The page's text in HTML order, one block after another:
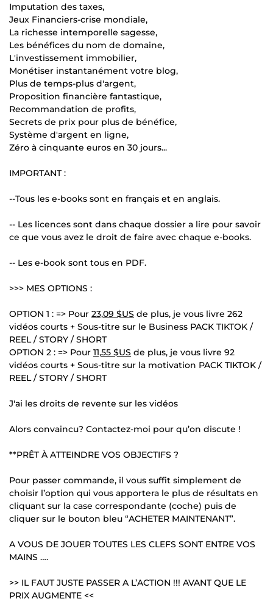
Imputation des taxes,
Jeux Financiers-crise mondiale,
La richesse intemporelle sagesse,
Les bénéfices du nom de domaine,
L'investissement immobilier,
Monétiser instantanément votre blog,
Plus de temps-plus d'argent,
Proposition financière fantastique,
Recommandation de profits,
Secrets de prix pour plus de bénéfice,
Système d'argent en ligne,
Zéro à cinquante euros en 30 jours...
IMPORTANT :
--Tous les e-books sont en français et en anglais.
-- Les licences sont dans chaque dossier a lire pour savoir
ce que vous avez le droit de faire avec chaque e-books.
-- Les e-book sont tous en PDF.
>>> MES OPTIONS :
OPTION 1 : => Pour 23,09 $US de plus, je vous livre 262
vidéos courts + Sous-titre sur le Business PACK TIKTOK /
REEL / STORY / SHORT
OPTION 2 : => Pour 11,55 $US de plus, je vous livre 92
vidéos courts + Sous-titre sur la motivation PACK TIKTOK /
REEL / STORY / SHORT
J'ai les droits de revente sur les vidéos
Alors convaincu? Contactez-moi pour qu’on discute !
**PRÊT À ATTEINDRE VOS OBJECTIFS ?
Pour passer commande, il vous suffit simplement de
choisir l’option qui vous apportera le plus de résultats en
cliquant sur la case correspondante (coche) puis de
cliquer sur le bouton bleu “ACHETER MAINTENANT”.
A VOUS DE JOUER TOUTES LES CLEFS SONT ENTRE VOS
MAINS ….
>> IL FAUT JUSTE PASSER A L’ACTION !!! AVANT QUE LE
PRIX AUGMENTE <<